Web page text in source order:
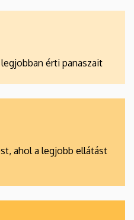
érti panaszait
ahol a legjobb ellátást